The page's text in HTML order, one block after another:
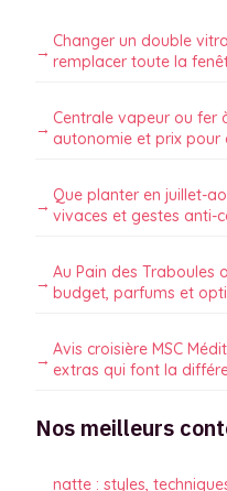
Changer un double
remplacer toute la
Centrale vapeur ou fer
autonomie et prix pour
Que planter en juillet-
vivaces et gestes anti-
Au Pain des Traboules
budget, parfums et
Avis croisière MSC
extras qui font la
Nos meilleurs
natte : styles,